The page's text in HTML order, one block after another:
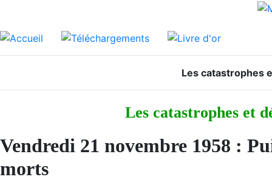
Les catastrophes
Les catastrophes et
Vendredi 21 novembre 1958 :
morts